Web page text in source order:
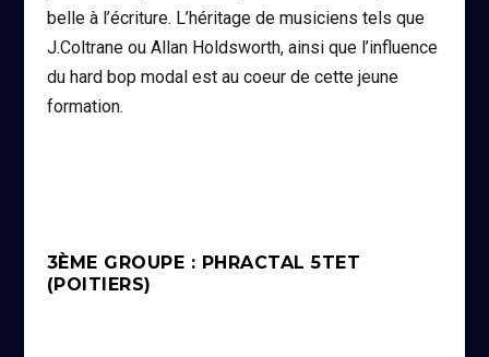
belle à l’écriture. L’héritage de musiciens tels que
J.Coltrane ou Allan Holdsworth, ainsi que l’influence
du hard bop modal est au coeur de cette jeune
formation.
3ÈME GROUPE : PHRACTAL 5TET
(POITIERS)